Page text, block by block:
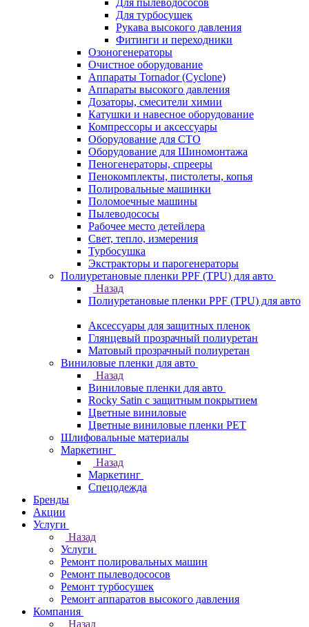
Для пылеводососов
Для турбосушек
Рукава высокого давления
Фитинги и переходники
Озоногенераторы
Очистное оборудование
Аппараты Tornador (Cyclone)
Аппараты высокого давления
Дозаторы, смесители химии
Катушки и навесное оборудование
Компрессоры и аксессуары
Оборудование для СТО
Оборудование для Шиномонтажа
Пеногенераторы, спрееры
Пенокомплекты, пистолеты, копья
Полировальные машинки
Поломоечные машины
Пылеводососы
Рабочее место детейлера
Свет, тепло, измерения
Турбосушка
Экстракторы и парогенераторы
Полиуретановые пленки PPF (TPU) для авто
Назад
Полиуретановые пленки PPF (TPU) для авто
Аксессуары для защитных пленок
Глянцевый прозрачный полиуретан
Матовый прозрачный полиуретан
Виниловые пленки для авто
Назад
Виниловые пленки для авто
Rocky Satin с защитным покрытием
Цветные виниловые
Цветные виниловые пленки PET
Шлифовальные материалы
Маркетинг
Назад
Маркетинг
Спецодежда
Бренды
Акции
Услуги
Назад
Услуги
Ремонт полировальных машин
Ремонт пылеводососов
Ремонт турбосушек
Ремонт аппаратов высокого давления
Компания
Назад